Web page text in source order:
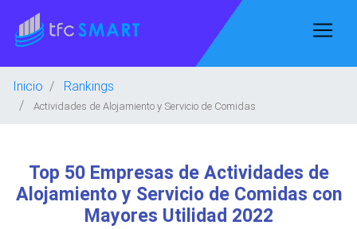
Inicio Rankings
Actividades de Alojamiento y Servicio de Comidas
Top 50 Empresas de Actividades de
Alojamiento y Servicio de Comidas con
Mayores Utilidad 2022